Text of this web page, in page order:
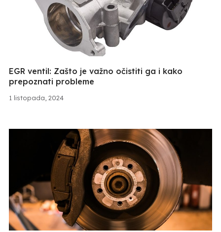
1 listopada, 2024
EGR ventil: Zašto je važno očistiti ga i kako
prepoznati probleme